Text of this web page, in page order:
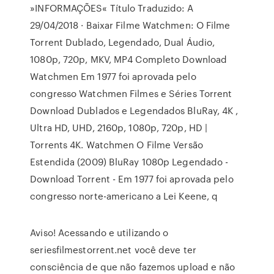
»INFORMAÇÕES« Título Traduzido: A
29/04/2018 · Baixar Filme Watchmen: O Filme
Torrent Dublado, Legendado, Dual Áudio,
1080p, 720p, MKV, MP4 Completo Download
Watchmen Em 1977 foi aprovada pelo
congresso Watchmen Filmes e Séries Torrent
Download Dublados e Legendados BluRay, 4K ,
Ultra HD, UHD, 2160p, 1080p, 720p, HD |
Torrents 4K. Watchmen O Filme Versão
Estendida (2009) BluRay 1080p Legendado -
Download Torrent - Em 1977 foi aprovada pelo
congresso norte-americano a Lei Keene, q
Aviso! Acessando e utilizando o
seriesfilmestorrent.net você deve ter
consciência de que não fazemos upload e não